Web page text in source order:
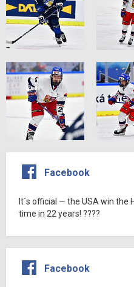
Facebook
It´s official — the USA win
time in 22 years! ????
Facebook